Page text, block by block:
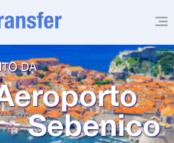
DA
Sebenico